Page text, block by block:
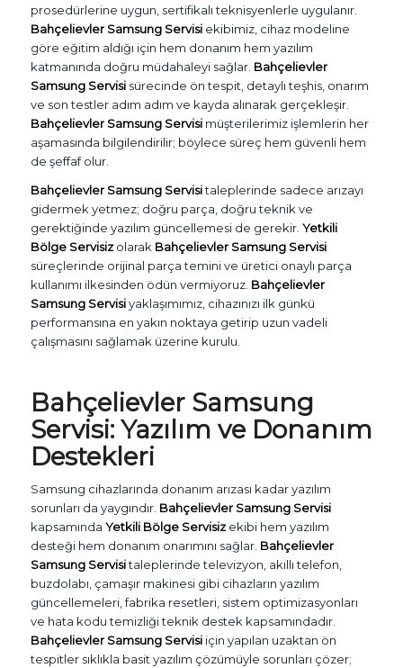
prosedürlerine uygun, sertifikalı teknisyenlerle uygulanır.
Bahçelievler Samsung Servisiekibimiz, cihaz modeline
göre eğitim aldığı için hem donanım hem yazılım
katmanında doğru müdahaleyi sağlar. Bahçelievler
Samsung Servisisürecinde ön tespit, detaylı teşhis, onarım
ve son testler adım adım ve kayda alınarak gerçekleşir.
Bahçelievler Samsung Servisimüşterilerimiz işlemlerin her
aşamasında bilgilendirilir; böylece süreç hem güvenli hem
de şeffaf olur.
Bahçelievler Samsung Servisitaleplerinde sadece arızayı
gidermek yetmez; doğru parça, doğru teknik ve
gerektiğinde yazılım güncellemesi de gerekir. Yetkili
Bölge Servisizolarak Bahçelievler Samsung Servisi
süreçlerinde orijinal parça temini ve üretici onaylı parça
kullanımı ilkesinden ödün vermiyoruz. Bahçelievler
Samsung Servisiyaklaşımımız, cihazınızı ilk günkü
performansına en yakın noktaya getirip uzun vadeli
çalışmasını sağlamak üzerine kurulu.
Bahçelievler Samsung
Servisi: Yazılım ve Donanım
Destekleri
Samsung cihazlarında donanım arızası kadar yazılım
sorunları da yaygındır. Bahçelievler Samsung Servisi
kapsamında Yetkili Bölge Servisizekibi hem yazılım
desteği hem donanım onarımını sağlar. Bahçelievler
Samsung Servisitaleplerinde televizyon, akıllı telefon,
buzdolabı, çamaşır makinesi gibi cihazların yazılım
güncellemeleri, fabrika resetleri, sistem optimizasyonları
ve hata kodu temizliği teknik destek kapsamındadır.
Bahçelievler Samsung Servisiiçin yapılan uzaktan ön
tespitler sıklıkla basit yazılım çözümüyle sorunları çözer;